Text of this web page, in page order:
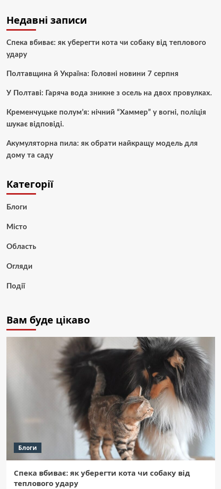
Недавні записи
Спека вбиває: як уберегти кота чи собаку від теплового
удару
Полтавщина й Україна: Головні новини 7 серпня
У Полтаві: Гаряча вода зникне з осель на двох провулках.
Кременчуцьке полум’я: нічний “Хаммер” у вогні, поліція
шукає відповіді.
Акумуляторна пила: як обрати найкращу модель для
дому та саду
Категорії
Блоги
Місто
Область
Огляди
Події
Вам буде цікаво
Блоги
Спека вбиває: як уберегти кота чи собаку від
теплового удару